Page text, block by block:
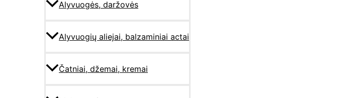
Alyvuogės, daržovės
Alyvuogių aliejai, balzaminiai actai
Čatniai, džemai, kremai